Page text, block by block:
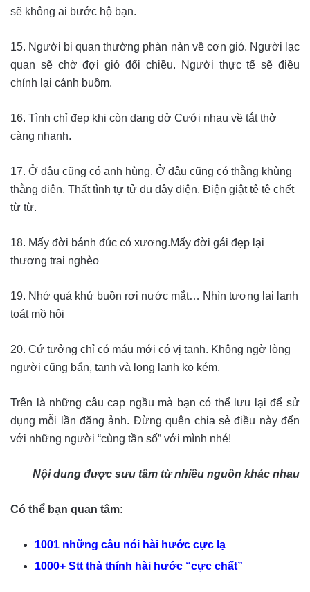
sẽ không ai bước hộ bạn.
15. Người bi quan thường phàn nàn về cơn gió. Người lạc
quan sẽ chờ đợi gió đổi chiều. Người thực tế sẽ điều
chỉnh lại cánh buồm.
16. Tình chỉ đẹp khi còn dang dở Cưới nhau về tắt thở
càng nhanh.
17. Ở đâu cũng có anh hùng. Ở đâu cũng có thằng khùng
thằng điên. Thất tình tự tử đu dây điện. Điện giật tê tê chết
từ từ.
18. Mấy đời bánh đúc có xương.Mấy đời gái đẹp lại
thương trai nghèo
19. Nhớ quá khứ buồn rơi nước mắt… Nhìn tương lai lạnh
toát mồ hôi
20. Cứ tưởng chỉ có máu mới có vị tanh. Không ngờ lòng
người cũng bẩn, tanh và long lanh ko kém.
Trên là những câu cap ngầu mà bạn có thể lưu lại để sử
dụng mỗi lần đăng ảnh. Đừng quên chia sẻ điều này đến
với những người “cùng tần số” với mình nhé!
Nội dung được sưu tầm từ nhiều nguồn khác nhau
Có thể bạn quan tâm:
1001 những câu nói hài hước cực lạ
1000+ Stt thả thính hài hước “cực chất”